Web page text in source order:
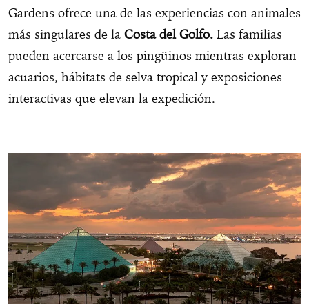
Gardens ofrece una de las experiencias con animales
más singulares de la Costa del Golfo. Las familias
pueden acercarse a los pingüinos mientras exploran
acuarios, hábitats de selva tropical y exposiciones
interactivas que elevan la expedición.